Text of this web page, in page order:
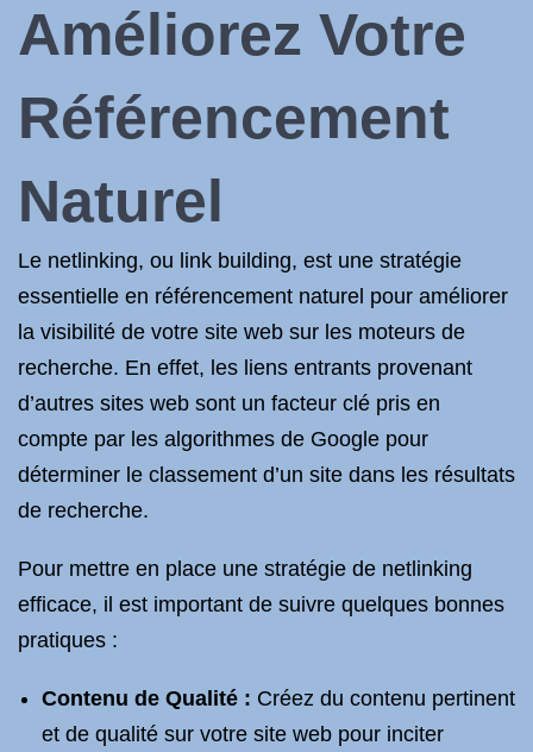
Améliorez Votre
Référencement
Naturel
Le netlinking, ou link building, est une stratégie
essentielle en référencement naturel pour améliorer
la visibilité de votre site web sur les moteurs de
recherche. En effet, les liens entrants provenant
d’autres sites web sont un facteur clé pris en
compte par les algorithmes de Google pour
déterminer le classement d’un site dans les résultats
de recherche.
Pour mettre en place une stratégie de netlinking
efficace, il est important de suivre quelques bonnes
pratiques :
Contenu de Qualité : Créez du contenu pertinent
et de qualité sur votre site web pour inciter